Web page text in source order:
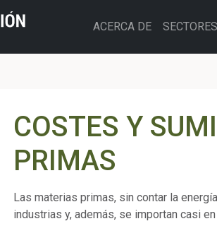
ACERCA DE SECTORES
COSTES Y
PRIMAS
Las materias primas, sin contar la
industrias y, además, se importan casi